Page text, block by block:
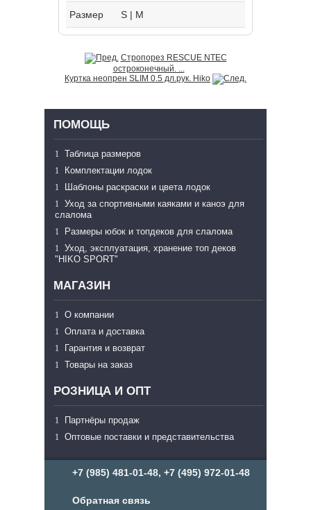
Размер S | M
Стропорез RESCUE NTEC
остроконечный. ...
Куртка неопрен SLIM 0.5 дл.рук. Hiko
ПОМОЩЬ
Таблица размеров
Комплектации лодок
Шаблоны раскраски и цвета лодок
Уход за спортивными каяками и каноэ для
слалома
Размеры юбок и топдеков для слалома
Уход, эксплуатация, хранение топ деков
"HIKO SPORT"
МАГАЗИН
О компании
Оплата и доставка
Гарантия и возврат
Товары на заказ
РОЗНИЦА И ОПТ
Партнёры продаж
Оптовые поставки и представительства
+7 (985) 481-01-48, +7 (495) 972-01-48
Обратная связь